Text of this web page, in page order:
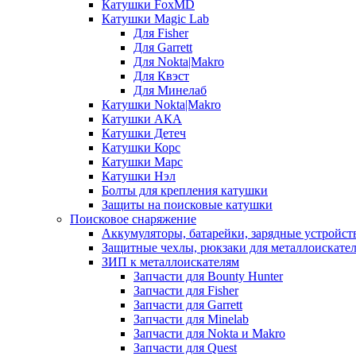
Катушки FoxMD
Катушки Magic Lab
Для Fisher
Для Garrett
Для Nokta|Makro
Для Квэст
Для Минелаб
Катушки Nokta|Makro
Катушки АКА
Катушки Детеч
Катушки Корс
Катушки Марс
Катушки Нэл
Болты для крепления катушки
Защиты на поисковые катушки
Поисковое снаряжение
Аккумуляторы, батарейки, зарядные
Защитные чехлы, рюкзаки для
ЗИП к металлоискателям
Запчасти для Bounty Hunter
Запчасти для Fisher
Запчасти для Garrett
Запчасти для Minelab
Запчасти для Nokta и Makro
Запчасти для Quest